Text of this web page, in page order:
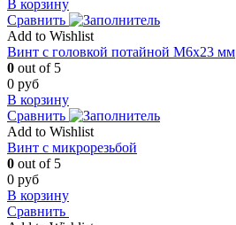
В корзину
Сравнить
Add to Wishlist
Винт с головкой потайной M6x23 мм
0 out of 5
0 руб
В корзину
Сравнить
Add to Wishlist
Винт с микрорезьбой
0 out of 5
0 руб
В корзину
Сравнить